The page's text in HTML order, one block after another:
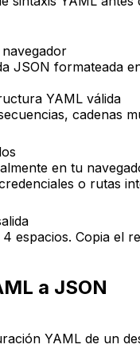
JSON formateada
YAML válida
cadenas
en tu
o rutas
espacios. Copia el
a JSON
YAML de un